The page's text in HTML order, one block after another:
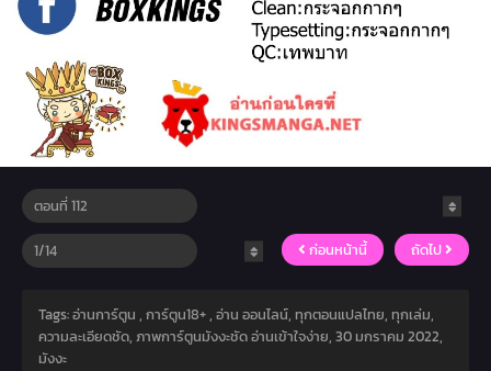
ก่อนหน้านี้ ถัดไป
Tags: อ่านการ์ตูน , การ์ตูน18+ , อ่าน ออนไลน์, ทุกตอนแปลไทย, ทุกเล่ม,
ความละเอียดชัด, ภาพการ์ตูนมังงะชัด อ่านเข้าใจง่าย, 30 มกราคม 2022,
มังงะ